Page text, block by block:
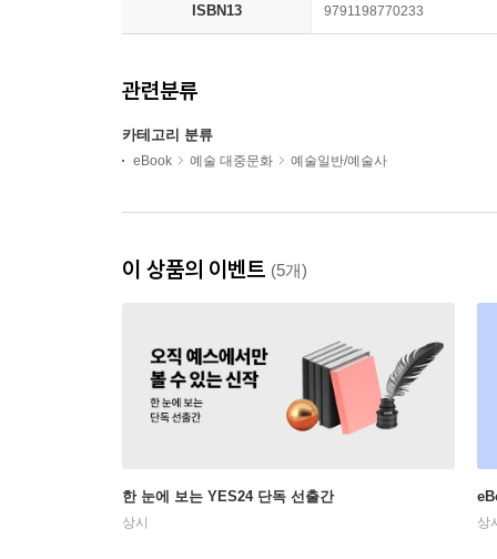
ISBN13 9791198770233
관련분류
카테고리 분류
eBook 예술 대중문화 예술일반/예술사
이 상품의 이벤트 (5개)
한 눈에 보는 YES24 단독 선출간
상시 상